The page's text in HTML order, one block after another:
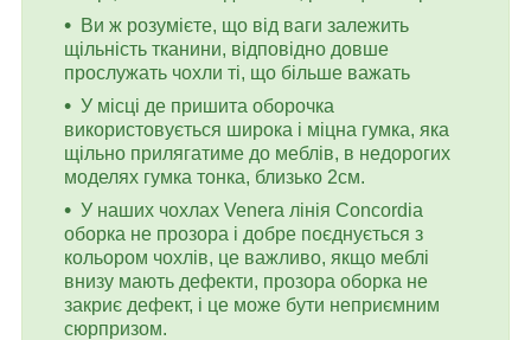
Ви ж розумієте, що від ваги залежить
щільність тканини, відповідно довше
прослужать чохли ті, що більше важать
У місці де пришита оборочка
використовується широка і міцна гумка, яка
щільно прилягатиме до меблів, в недорогих
моделях гумка тонка, близько 2см.
У наших чохлах Venera лінія Concordia
оборка не прозора і добре поєднується з
кольором чохлів, це важливо, якщо меблі
внизу мають дефекти, прозора оборка не
закриє дефект, і це може бути неприємним
сюрпризом.